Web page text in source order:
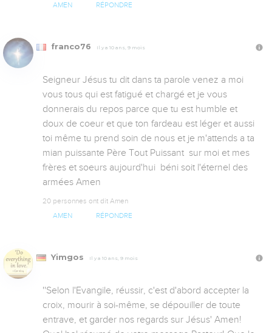
AMEN RÉPONDRE
franco76 Il y a 10 ans, 9 mois
Seigneur Jésus tu dit dans ta parole venez a moi
vous tous qui est fatigué et chargé et je vous
donnerais du repos parce que tu est humble et
doux de coeur et que ton fardeau est léger et aussi
toi même tu prend soin de nous et je m'attends a ta
mian puissante Père Tout Puissant  sur moi et mes
frères et soeurs aujourd'hui  béni soit l'éternel des
armées Amen
20 personnes ont dit Amen
AMEN RÉPONDRE
Yimgos Il y a 10 ans, 9 mois
''Selon l'Evangile, réussir, c'est d'abord accepter la
croix, mourir à soi-même, se dépouiller de toute
entrave, et garder nos regards sur Jésus' Amen!